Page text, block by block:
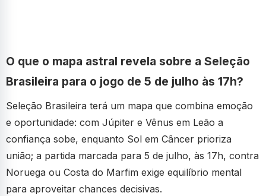
O que o mapa astral revela sobre a Seleção
Brasileira para o jogo de 5 de julho às 17h?
Seleção Brasileira terá um mapa que combina emoção
e oportunidade: com Júpiter e Vênus em Leão a
confiança sobe, enquanto Sol em Câncer prioriza
união; a partida marcada para 5 de julho, às 17h, contra
Noruega ou Costa do Marfim exige equilíbrio mental
para aproveitar chances decisivas.